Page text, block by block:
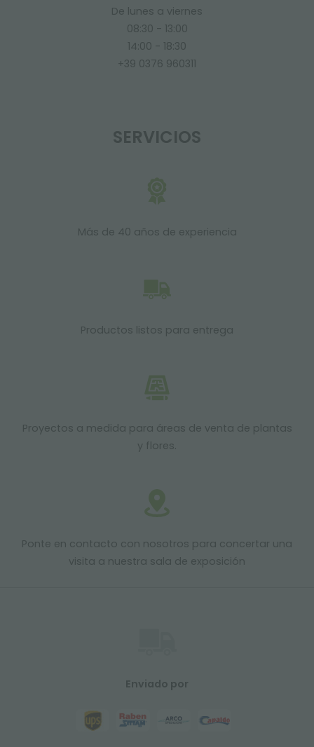
De lunes a viernes
08:30 - 13:00
14:00 - 18:30
+39 0376 960311
SERVICIOS
Más de 40 años de experiencia
Productos listos para entrega
Proyectos a medida para áreas de venta de plantas
y flores.
Ponte en contacto con nosotros para concertar una
visita a nuestra sala de exposición
Enviado por